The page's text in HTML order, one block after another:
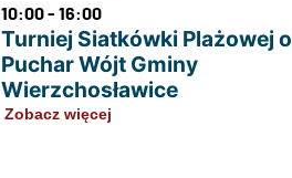
10:00 - 16:00
Turniej Siatkówki Plażowej o
Puchar Wójt Gminy
Wierzchosławice
Zobacz więcej